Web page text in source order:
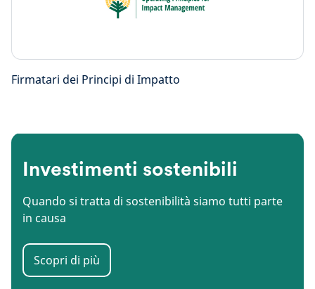
Firmatari dei Principi di Impatto
Investimenti sostenibili
Quando si tratta di sostenibilità siamo tutti parte
in causa
Scopri di più